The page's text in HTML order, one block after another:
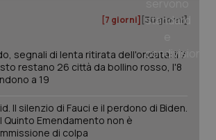
[7 giorni] [30 giorni]
segnali di lenta ritirata dell'ondata: il 7
restano 26 città da bollino rosso, l'8
a 19
Il silenzio di Fauci e il perdono di Biden.
Quinto Emendamento non è
di colpa